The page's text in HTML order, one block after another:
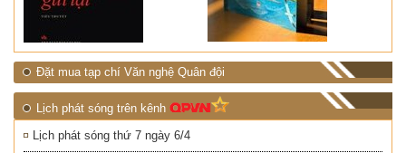
Đặt mua tạp chí Văn nghệ Quân đội
Lịch phát sóng trên kênh
Lịch phát sóng thứ 7 ngày 6/4